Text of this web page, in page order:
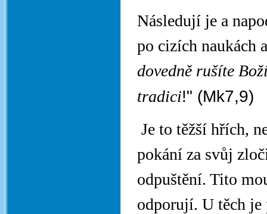
Následují je a
po cizích naukách
dovedně rušíte
tradici!" (Mk7,9)
Je to těžší hřích,
pokání za svůj
odpuštění. Tito
odporují. U těch je